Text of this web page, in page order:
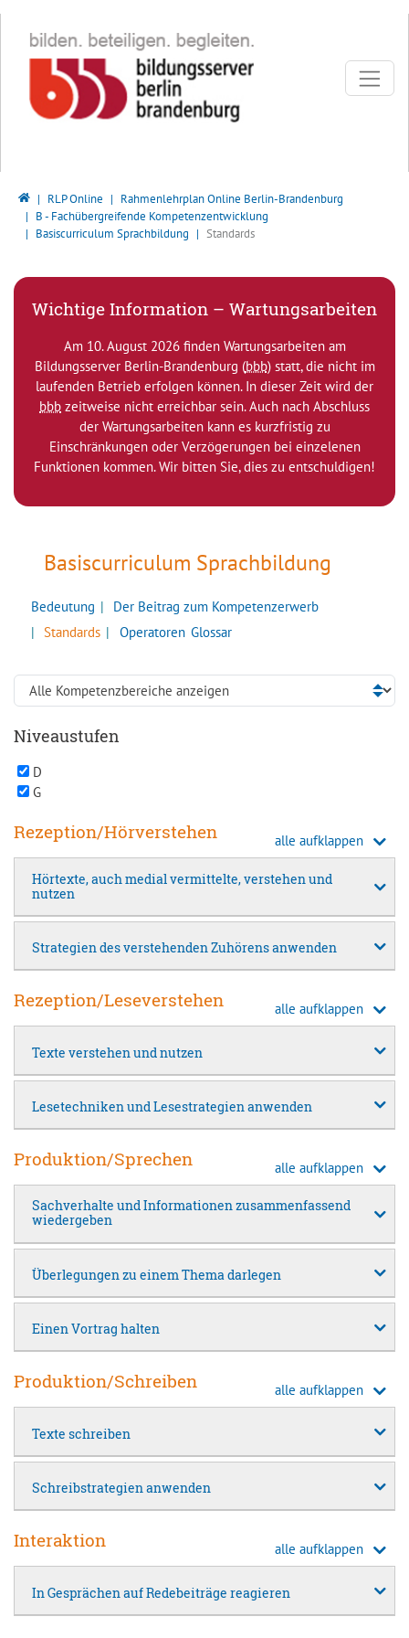
Bildungsserver Berlin - Brandenburg
RLP Online
Rahmenlehrplan Online Berlin-Brandenburg
B - Fachübergreifende Kompetenzentwicklung
Basiscurriculum Sprachbildung
Standards
Wichtige Information – Wartungsarbeiten
Am 10. August 2026 finden Wartungsarbeiten am
Bildungsserver Berlin-Brandenburg (bbb) statt, die nicht im
laufenden Betrieb erfolgen können. In dieser Zeit wird der
bbb zeitweise nicht erreichbar sein. Auch nach Abschluss
der Wartungsarbeiten kann es kurzfristig zu
Einschränkungen oder Verzögerungen bei einzelenen
Funktionen kommen. Wir bitten Sie, dies zu entschuldigen!
Basiscurriculum Sprachbildung
Bedeutung
Der Beitrag zum Kompetenzerwerb
Standards
Operatoren Glossar
Niveaustufen
D
G
Rezeption/Hörverstehen alle aufklappen
Hörtexte, auch medial vermittelte, verstehen und
nutzen
Strategien des verstehenden Zuhörens anwenden
Rezeption/Leseverstehen alle aufklappen
Texte verstehen und nutzen
Lesetechniken und Lesestrategien anwenden
Produktion/Sprechen alle aufklappen
Sachverhalte und Informationen zusammenfassend
wiedergeben
Überlegungen zu einem Thema darlegen
Einen Vortrag halten
Produktion/Schreiben alle aufklappen
Texte schreiben
Schreibstrategien anwenden
Interaktion alle aufklappen
In Gesprächen auf Redebeiträge reagieren